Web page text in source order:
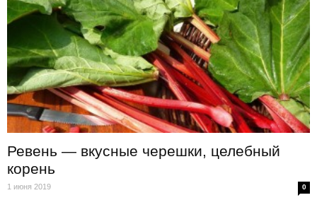
Ревень — вкусные черешки, целебный
корень
1 июня 2019 0